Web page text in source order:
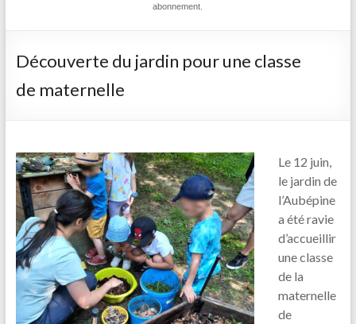
abonnement.
Découverte du jardin pour une classe
de maternelle
Le 12 juin,
le jardin de
l’Aubépine
a été ravie
d’accueillir
une classe
de la
maternelle
de